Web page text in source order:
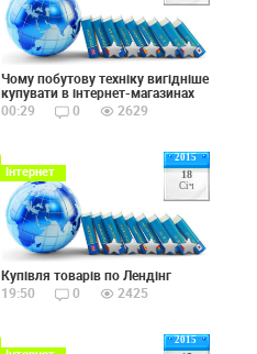
Чому побутову техніку вигідніше
купувати в інтернет-магазинах
00:29
0 2629
2015
18
Січ
Інтернет
Купівля товарів по Лендінг
19:50
0 2425
2015